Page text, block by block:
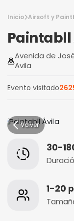
Inicio Airsoft y
Paintabll
Avenida de
Avila
Evento visitado
Volver
30-
1-20